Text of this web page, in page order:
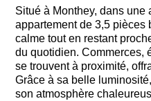
Situé à Monthey, dans une
appartement de 3,5 pièces
calme tout en restant
du quotidien. Commerces,
se trouvent à proximité,
Grâce à sa belle
son atmosphère